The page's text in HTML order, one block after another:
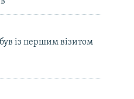
із першим візитом